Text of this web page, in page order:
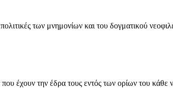
των μνημονίων και του δογματικού
έχουν την έδρα τους εντός των ορίων του κάθε